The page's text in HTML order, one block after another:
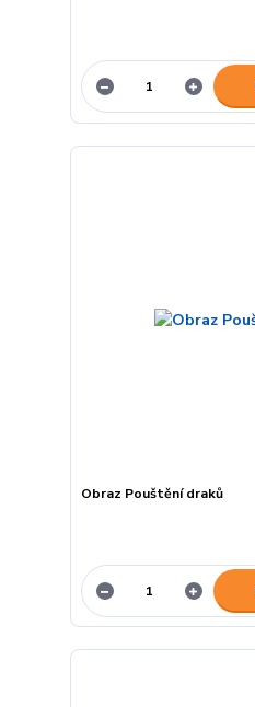
Obraz Pouštění draků